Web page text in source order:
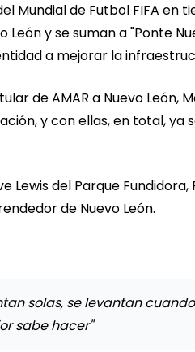
Mundial de Futbol FIFA en
León y se suman a "Ponte
a mejorar la
de AMAR a Nuevo León,
y con ellas, en total, ya
Lewis del Parque
de Nuevo León.
solas, se levantan
sabe hacer"